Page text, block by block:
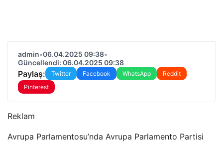
admin•06.04.2025 09:38•
Güncellendi: 06.04.2025 09:38
Paylaş: Twitter Facebook WhatsApp
Reddit
Pinterest
Reklam
Avrupa Parlamentosu’nda Avrupa Parlamento Partisi